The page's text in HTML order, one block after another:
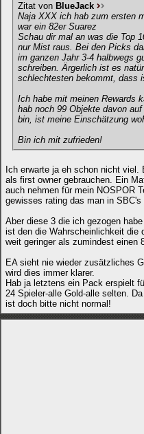
Zitat von BlueJack
Naja XXX ich hab zum ersten
war ein 82er Suarez
Schau dir mal an was die Top
nur Mist raus. Bei den Picks
im ganzen Jahr 3-4 halbwegs
schreiben. Ärgerlich ist es
schlechtesten bekommt, dass
Ich habe mit meinen Rewards
hab noch 99 Objekte davon
bin, ist meine Einschätzung
Bin ich mit zufrieden!
Ich erwarte ja eh schon nicht viel.
als first owner gebrauchen. Ein
auch nehmen für mein NOSPOR
gewisses rating das man in SBC's
Aber diese 3 die ich gezogen
ist den die Wahrscheinlichkeit die
weit geringer als zumindest einen
EA sieht nie wieder zusätzliches
wird dies immer klarer.
Hab ja letztens ein Pack erspielt
24 Spieler-alle Gold-alle selten.
ist doch bitte nicht normal!